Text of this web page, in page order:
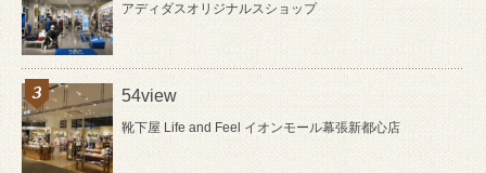
アディダスオリジナルスショップ
54view
靴下屋 Life and Feel イオンモール幕張新都心店